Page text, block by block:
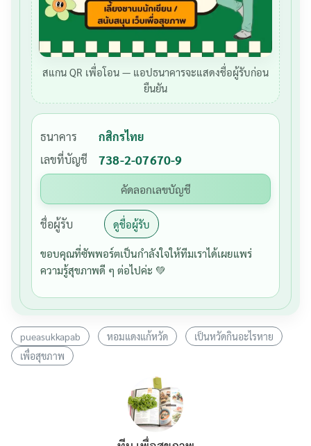
สแกน QR เพื่อโอน — แอปธนาคารจะแสดงชื่อผู้รับก่อน
ยืนยัน
ธนาคาร
กสิกรไทย
เลขที่บัญชี
738-2-07670-9
คัดลอกเลขบัญชี
ชื่อผู้รับ ดูชื่อผู้รับ
ขอบคุณที่ซัพพอร์ตเป็นกำลังใจให้ทีมเราได้เผยแพร่
ความรู้สุขภาพดี ๆ ต่อไปค่ะ 💚
pueasukkapab หอมแดงแก้หวัด
เป็นหวัดกินอะไรหาย
เพื่อสุขภาพ